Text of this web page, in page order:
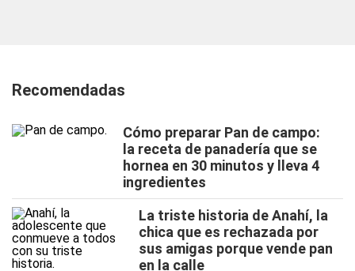
Recomendadas
Cómo preparar Pan de campo:
la receta de panadería que se
hornea en 30 minutos y lleva 4
ingredientes
La triste historia de Anahí, la
chica que es rechazada por
sus amigas porque vende pan
en la calle